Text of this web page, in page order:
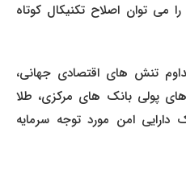
توان اصلاح تکنیکال کوتاه
تنش های اقتصادی جهانی،
پولی بانک های مرکزی، طلا
امن مورد توجه سرمایه